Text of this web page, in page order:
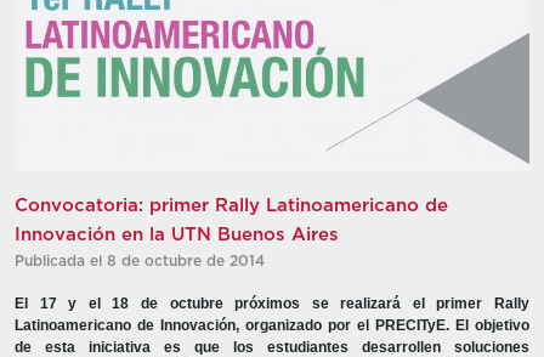
Convocatoria: primer Rally Latinoamericano de
Innovación en la UTN Buenos Aires
Publicada el 8 de octubre de 2014
El 17 y el 18 de octubre próximos se realizará el primer Rally
Latinoamericano de Innovación, organizado por el PRECITyE. El objetivo
de esta iniciativa es que los estudiantes desarrollen soluciones